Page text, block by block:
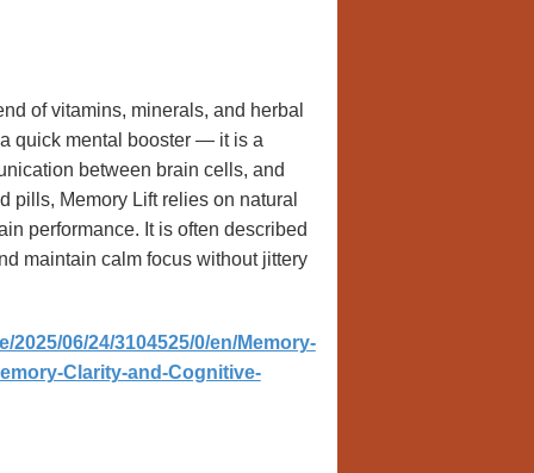
of vitamins, minerals, and herbal
quick mental booster — it is a
between brain cells, and
pills, Memory Lift relies on natural
performance. It is often described
maintain calm focus without jittery
06/24/3104525/0/en/Memory-
Clarity-and-Cognitive-